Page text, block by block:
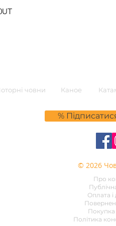
човни Каное
%
© 2026
Про
Оплата і
Покупка
Політика